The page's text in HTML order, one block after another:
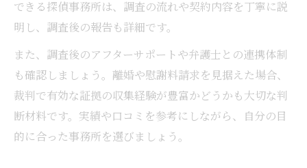
できる探偵事務所は、調査の流れや契約内容を丁寧に説
明し、調査後の報告も詳細です。
また、調査後のアフターサポートや弁護士との連携体制
も確認しましょう。離婚や慰謝料請求を見据えた場合、
裁判で有効な証拠の収集経験が豊富かどうかも大切な判
断材料です。実績や口コミを参考にしながら、自分の目
的に合った事務所を選びましょう。